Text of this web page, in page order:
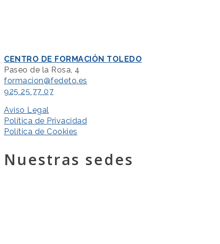
CENTRO DE FORMACIÓN TOLEDO
Paseo de la Rosa, 4
formacion@fedeto.es
925 25 77 07
Aviso Legal
Política de Privacidad
Política de Cookies
Nuestras sedes